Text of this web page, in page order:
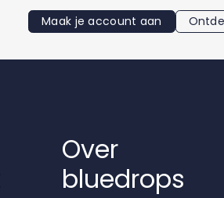
Maak je account aan
Over
bluedrops